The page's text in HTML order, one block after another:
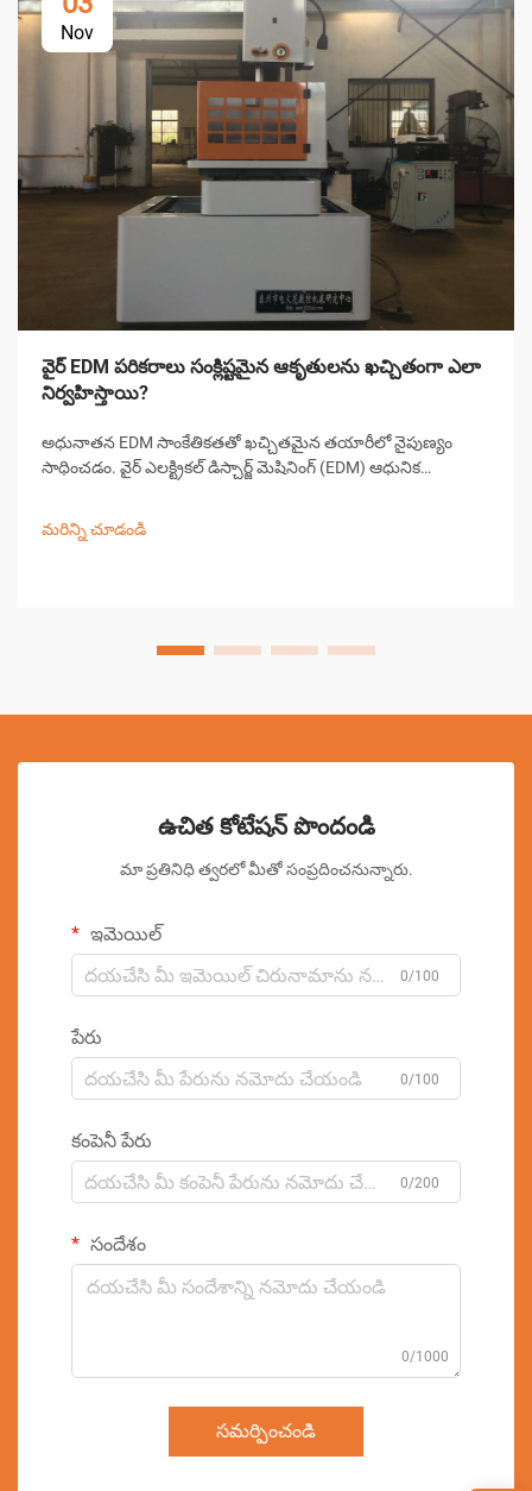
Nov
వైర్ EDM పరికరాలు సంక్లిష్టమైన ఆకృతులను ఖచ్చితంగా ఎలా
నిర్వహిస్తాయి?
అధునాతన EDM సాంకేతికతతో ఖచ్చితమైన తయారీలో నైపుణ్యం
సాధించడం. వైర్ ఎలక్ట్రికల్ డిస్చార్జ్ మెషినింగ్ (EDM) ఆధునిక
సామర్థ్యాలను అందిస్తుంది...
మరిన్ని చూడండి
ఉచిత కోటేషన్ పొందండి
మా ప్రతినిధి త్వరలో మీతో సంప్రదించనున్నారు.
ఇమెయిల్
0/100
పేరు
0/100
కంపెనీ పేరు
0/200
సందేశం
0/1000
సమర్పించండి